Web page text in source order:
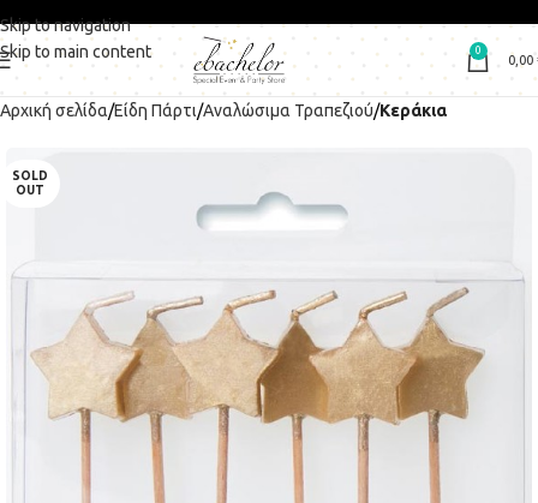
Skip to navigation
Skip to main content
0
0,00
Αρχική σελίδα Είδη Πάρτι Αναλώσιμα Τραπεζιού Κεράκια
SOLD
OUT